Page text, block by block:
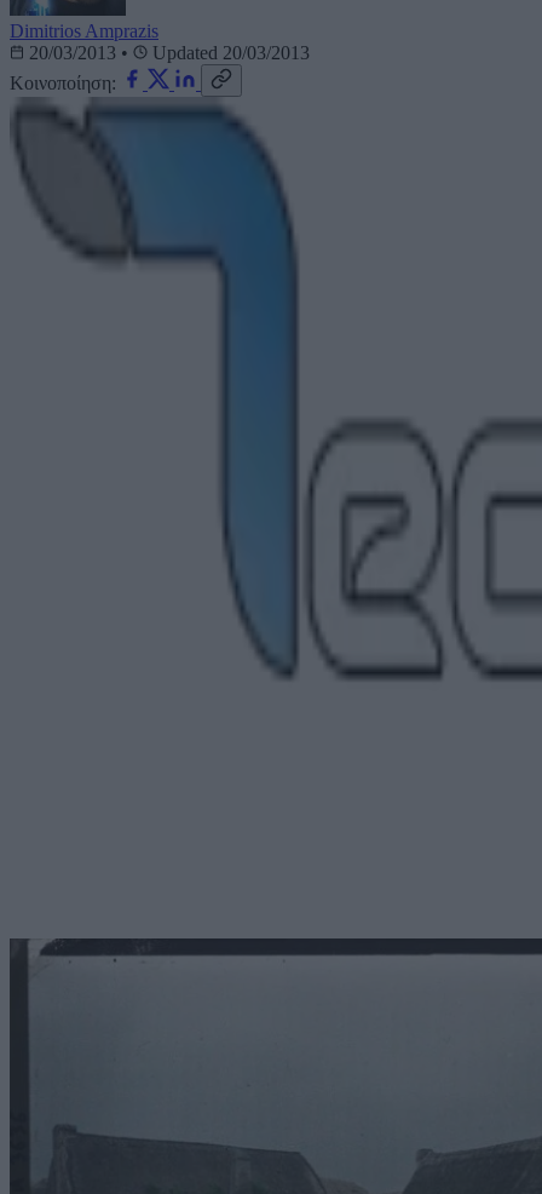
Dimitrios Amprazis
20/03/2013 •
Updated 20/03/2013
Κοινοποίηση: